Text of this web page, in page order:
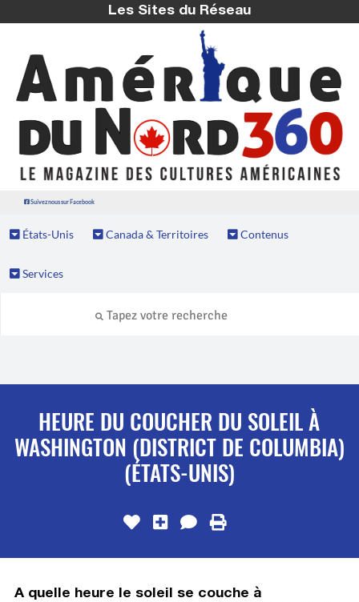
Les Sites du Réseau
Suivez nous sur Facebook
États-Unis Canada & Territoires Contenus
Services
HEURE DU COUCHER DU SOLEIL À
WASHINGTON (DISTRICT DE COLUMBIA)
(ÉTATS-UNIS)
A quelle heure le soleil se couche à